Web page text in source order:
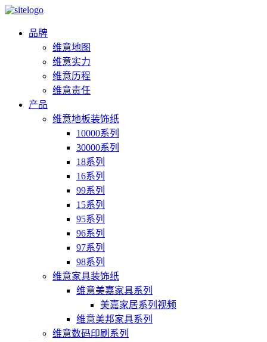
品牌
维意地图
维意实力
维意历程
维意责任
产品
维意地板装饰纸
10000系列
30000系列
18系列
16系列
99系列
15系列
95系列
96系列
97系列
98系列
维意家具装饰纸
维意美嘉家具系列
美嘉家居系列视频
维意美邦家具系列
维意数码印刷系列